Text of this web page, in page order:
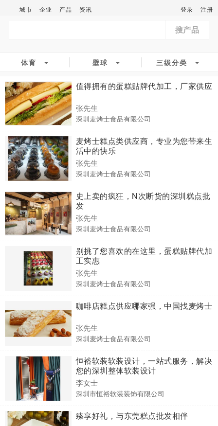
城市 企业 产品 资讯 登录 注册
搜产品
体育 壁球 三级分类
值得拥有的蛋糕贴牌代加工，厂家供应
张先生
深圳麦烤士食品有限公司
麦烤士糕点类供应商，专业为您带来生
活中的快乐
张先生
深圳麦烤士食品有限公司
史上卖的疯狂，N次断货的深圳糕点批
发
张先生
深圳麦烤士食品有限公司
别挑了您喜欢的在这里，蛋糕贴牌代加
工实惠
张先生
深圳麦烤士食品有限公司
咖啡店糕点供应哪家强，中国找麦烤士
张先生
深圳麦烤士食品有限公司
恒裕软装软装设计，一站式服务，解决
您的深圳整体软装设计
李女士
深圳市恒裕软装装饰有限公司
臻享好礼，与东莞糕点批发相伴